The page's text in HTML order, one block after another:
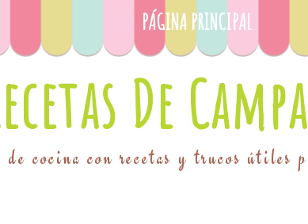
PÁGINA PRINCIPAL
De
cocina con recetas y trucos útiles